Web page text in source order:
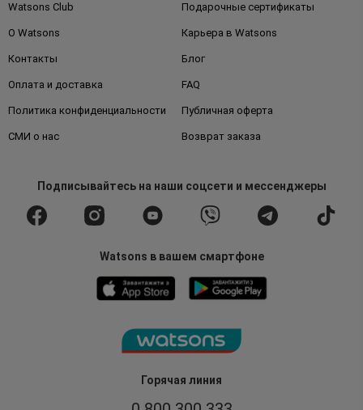
Горячая линия
Watsons Club Подарочные сертификаты
О Watsons Карьера в Watsons
Контакты Блог
Оплата и доставка FAQ
Политика конфиденциальности Публичная оферта
СМИ о нас Возврат заказа
Подписывайтесьна наши соцсети и мессенджеры
Watsons в вашем смартфоне